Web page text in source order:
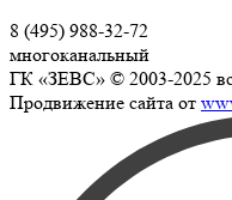
8 (495) 988-32-72
многоканальный
ГК «ЗЕВС» © 2003-2025
Продвижение сайта от